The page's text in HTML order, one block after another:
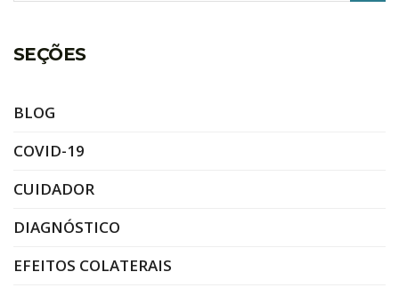
SEÇÕES
BLOG
COVID-19
CUIDADOR
DIAGNÓSTICO
EFEITOS COLATERAIS